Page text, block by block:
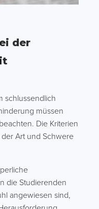
der
schlussendlich
müssen
Die Kriterien
Art und Schwere
die Studierenden
angewiesen sind,